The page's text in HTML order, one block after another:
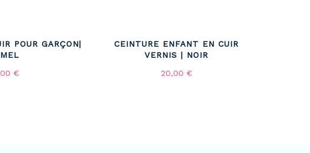
POUR GARÇON|
€
CEINTURE ENFANT EN CUIR
VERNIS | NOIR
20,00 €